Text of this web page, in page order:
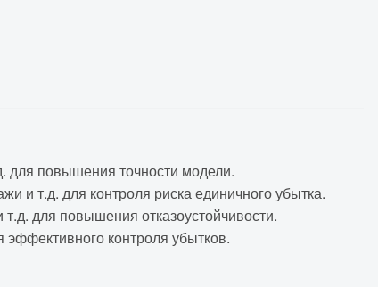
для повышения точности модели.
и т.д. для контроля риска единичного убытка.
для повышения отказоустойчивости.
эффективного контроля убытков.